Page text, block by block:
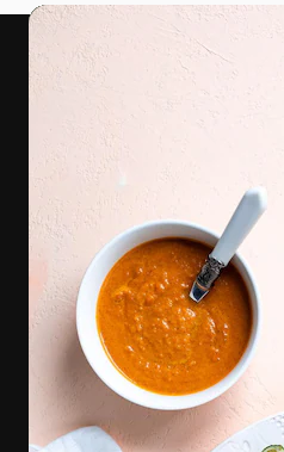
Videos
Motion Graphics
Videovorlagen
Arbeit zu
Abonnenten unter
Agenturen und Studios.
Deutsch